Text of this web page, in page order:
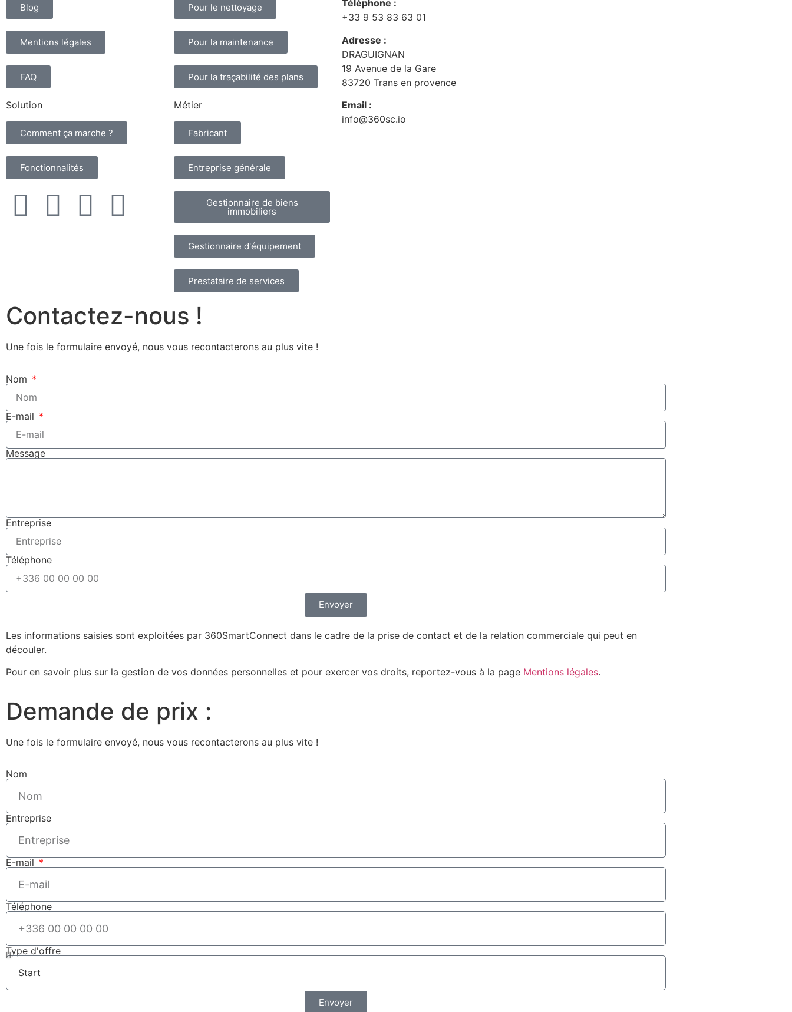
Blog
Mentions légales
FAQ
Solution
Comment ça marche ?
Fonctionnalités
Pour le nettoyage
Pour la maintenance
Pour la traçabilité des plans
Métier
Fabricant
Entreprise générale
Gestionnaire de biens
immobiliers
Gestionnaire d'équipement
Prestataire de services
Téléphone :
+33 9 53 83 63 01
Adresse :
DRAGUIGNAN
19 Avenue de la Gare
83720 Trans en provence
Email :
info@360sc.io
Contactez-nous !
Une fois le formulaire envoyé, nous vous recontacterons au plus vite !
Nom
E-mail
Message
Entreprise
Téléphone
Envoyer
Les informations saisies sont exploitées par 360SmartConnect dans le cadre de la prise de contact et de la relation commerciale qui peut en
découler.
Pour en savoir plus sur la gestion de vos données personnelles et pour exercer vos droits, reportez-vous à la page Mentions légales.
Demande de prix :
Une fois le formulaire envoyé, nous vous recontacterons au plus vite !
Nom
Entreprise
E-mail
Téléphone
Type d'offre
Envoyer